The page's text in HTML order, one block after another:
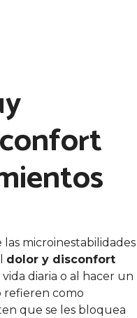
microinestabilidades
dolor y disconfort
vida diaria o al hacer un
refieren como
que se les bloquea